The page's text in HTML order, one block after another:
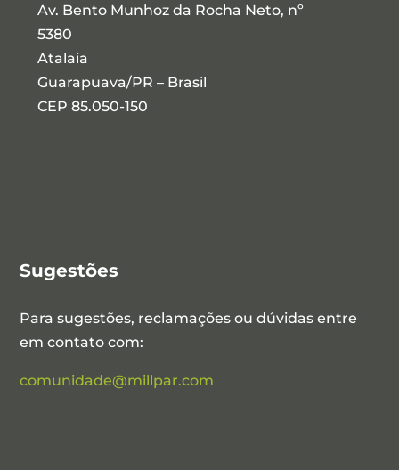
Av. Bento Munhoz da Rocha Neto, nº
5380
Atalaia
Guarapuava/PR – Brasil
CEP 85.050-150
Sugestões
Para sugestões, reclamações ou dúvidas entre
em contato com:
comunidade@millpar.com